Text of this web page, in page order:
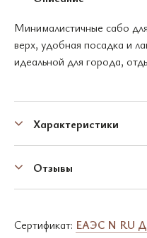
Минималистичные сабо
верх, удобная посадка и
идеальной для города,
Характеристики
Отзывы
Сертификат: EAЭC N RU